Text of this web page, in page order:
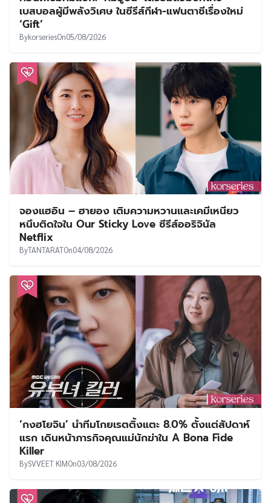
เบสบอลผู้มีพลังวิเศษ ในซีรีส์กีฬา-แฟนตาซีเรื่องใหม่
‘Gift’
BykorseriesOn05/08/2026
จองแฮอิน – ฮายอง เติมความหวานและเคมีเหนียว
หนึบติดใจใน Our Sticky Love ซีรีส์ออริจินัล
Netflix
ByTANTARATOn04/08/2026
‘กงฮโยจิน’ นำทีมโกยเรตติ้งแตะ 8.0% ตั้งแต่สัปดาห์
แรก เดินหน้าภารกิจคุณแม่นักฆ่าใน A Bona Fide
Killer
BySVVEET KIMOn03/08/2026